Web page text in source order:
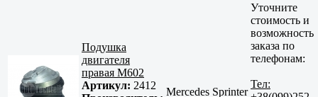
Подушка
двигателя
правая M602
Артикул: 2412
Mercedes Sprinter
Уточните
стоимость и
возможность
заказа по
телефонам:
Тел: